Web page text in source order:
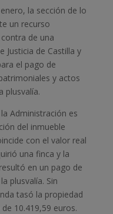
la sección de lo
un recurso
de una
Justicia de Castilla y
el pago de
y actos
plusvalía.
Administración es
del inmueble
con el valor real
una finca y la
en un pago de
plusvalía. Sin
tasó la propiedad
10.419,59 euros.